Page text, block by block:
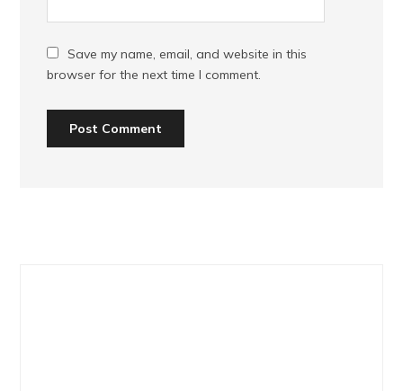
Save my name, email, and website in this
browser for the next time I comment.